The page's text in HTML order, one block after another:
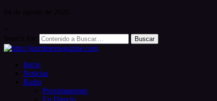
Inicio
Noticias
Radio
Proximamente:
En Directo